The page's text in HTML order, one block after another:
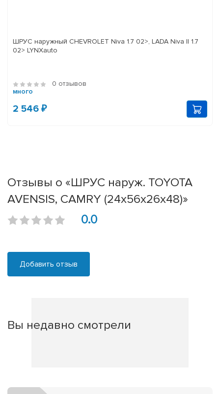
ШРУС наружный CHEVROLET Niva 1.7 02>, LADA Niva II 1.7
02> LYNXauto
0 отзывов
много
2 546 ₽
Отзывы о «ШРУС наруж. TOYOTA
AVENSIS, CAMRY (24x56x26x48)»
0.0
Добавить отзыв
Вы недавно смотрели